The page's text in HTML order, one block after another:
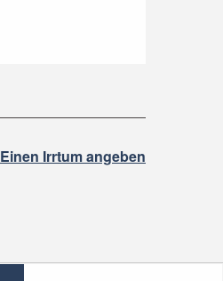
Einen Irrtum angeben